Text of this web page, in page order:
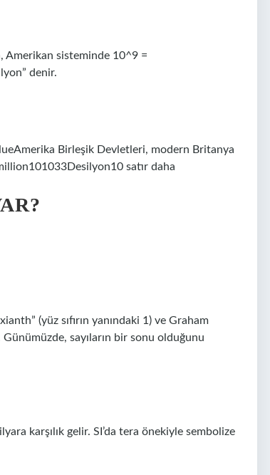
Amerikan sisteminde 10^9 =
denir.
Birleşik Devletleri, modern Britanya
satır daha
(yüz sıfırın yanındaki 1) ve Graham
Günümüzde, sayıların bir sonu olduğunu
karşılık gelir. SI’da tera önekiyle sembolize